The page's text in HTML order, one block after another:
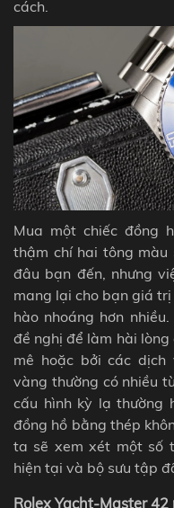
cách.
Mua một chiếc đồng
thậm chí hai tông màu
đâu bạn đến, nhưng
mang lại cho bạn giá
hào nhoáng hơn
đề nghị để làm hài
mê hoặc bởi các
vàng thường có nhiều
cấu hình kỳ lạ thường
đồng hồ bằng thép
ta sẽ xem xét một số
hiện tại và bộ sưu tập
Rolex Yacht-Master